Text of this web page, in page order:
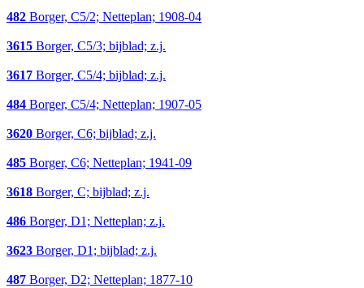
482 Borger, C5/2; Netteplan; 1908-04
3615 Borger, C5/3; bijblad; z.j.
3617 Borger, C5/4; bijblad; z.j.
484 Borger, C5/4; Netteplan; 1907-05
3620 Borger, C6; bijblad; z.j.
485 Borger, C6; Netteplan; 1941-09
3618 Borger, C; bijblad; z.j.
486 Borger, D1; Netteplan; z.j.
3623 Borger, D1; bijblad; z.j.
487 Borger, D2; Netteplan; 1877-10